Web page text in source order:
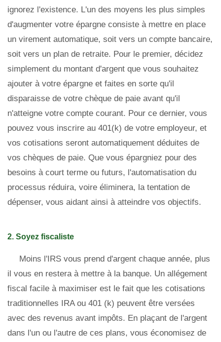
ignorez l'existence. L'un des moyens les plus simples
d'augmenter votre épargne consiste à mettre en place
un virement automatique, soit vers un compte bancaire,
soit vers un plan de retraite. Pour le premier, décidez
simplement du montant d'argent que vous souhaitez
ajouter à votre épargne et faites en sorte qu'il
disparaisse de votre chèque de paie avant qu'il
n'atteigne votre compte courant. Pour ce dernier, vous
pouvez vous inscrire au 401(k) de votre employeur, et
vos cotisations seront automatiquement déduites de
vos chèques de paie. Que vous épargniez pour des
besoins à court terme ou futurs, l'automatisation du
processus réduira, voire éliminera, la tentation de
dépenser, vous aidant ainsi à atteindre vos objectifs.
2. Soyez fiscaliste
Moins l'IRS vous prend d'argent chaque année, plus
il vous en restera à mettre à la banque. Un allégement
fiscal facile à maximiser est le fait que les cotisations
traditionnelles IRA ou 401 (k) peuvent être versées
avec des revenus avant impôts. En plaçant de l'argent
dans l'un ou l'autre de ces plans, vous économisez de